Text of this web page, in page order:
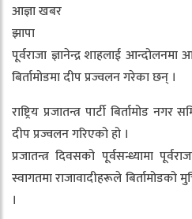
आज्ञा खबर
झापा
पूर्वराजा ज्ञानेन्द्र शाहलाई
बिर्तामोडमा दीप प्रज्वलन गरेका छन् ।
राष्ट्रिय प्रजातन्त्र पार्टी बिर्तामोड
दीप प्रज्वलन गरिएको हो ।
प्रजातन्त्र दिवसको पूर्वसन्ध्यामा
स्वागतमा राजावादीहरूले बिर्तामोडको
।